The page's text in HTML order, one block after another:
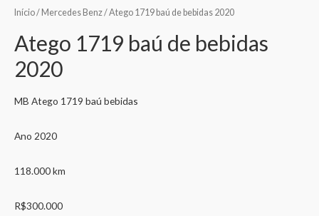
Início/ Mercedes Benz/ Atego 1719 baú de bebidas 2020
Atego 1719 baú de bebidas
2020
MB Atego 1719 baú bebidas
Ano 2020
118.000 km
R$300.000